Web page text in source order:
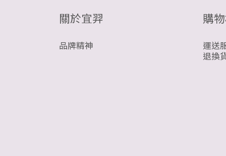
關於宜羿
品牌精神
購
運送
退換